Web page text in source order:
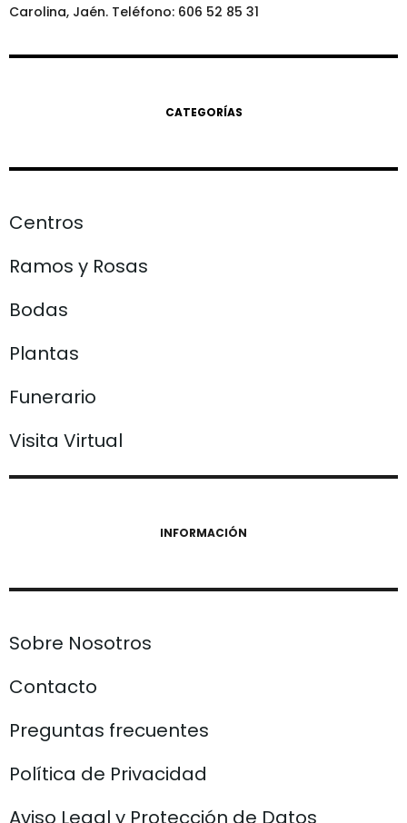
Carolina, Jaén. Teléfono: 606 52 85 31
CATEGORÍAS
Centros
Ramos y Rosas
Bodas
Plantas
Funerario
Visita Virtual
INFORMACIÓN
Sobre Nosotros
Contacto
Preguntas frecuentes
Política de Privacidad
Aviso Legal y Protección de Datos